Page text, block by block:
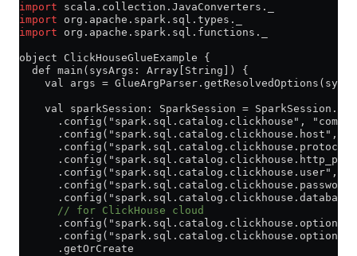
import scala.collection.JavaConverters._
import org.apache.spark.sql.types._
import org.apache.spark.sql.functions._
object ClickHouseGlueExample {
  def main(sysArgs: Array[String]) {
val args =
val sparkSession: SparkSession =
.config("spark.sql.catalog.clickhouse",
.config("spark.sql.catalog.clickhouse.host",
      .config("spark.sql.catalog.clickhouse.user", "
      // for ClickHouse cloud
      .getOrCreate